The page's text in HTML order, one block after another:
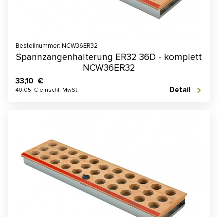
Bestellnummer: NCW36ER32
Spannzangenhalterung ER32 36D - komplett
NCW36ER32
33,10 €
40,05 € einschl. MwSt. Detail